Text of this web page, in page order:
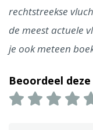
rechtstreekse
de meest actuele
je ook meteen
Beoordeel